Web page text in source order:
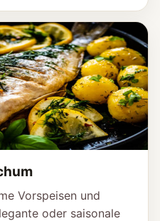
Vorspeisen und
oder saisonale